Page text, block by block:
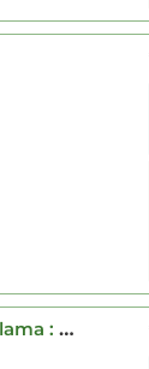
Une Journee Dans La Vie D'abed Salama : Anatomie D'une Tragedie A Jerusalem